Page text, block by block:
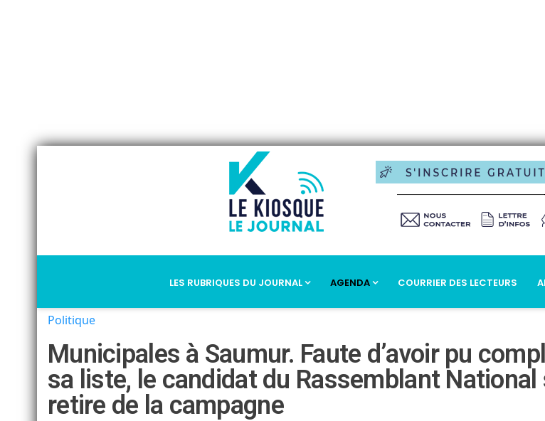
LES RUBRIQUES DU JOURNAL AGENDA COURRIER DES LECTEURS
Politique
Municipales à Saumur. Faute d’avoir pu
sa liste, le candidat du Rassemblant National
retire de la campagne